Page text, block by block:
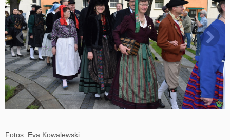
Fotos: Eva Kowalewski